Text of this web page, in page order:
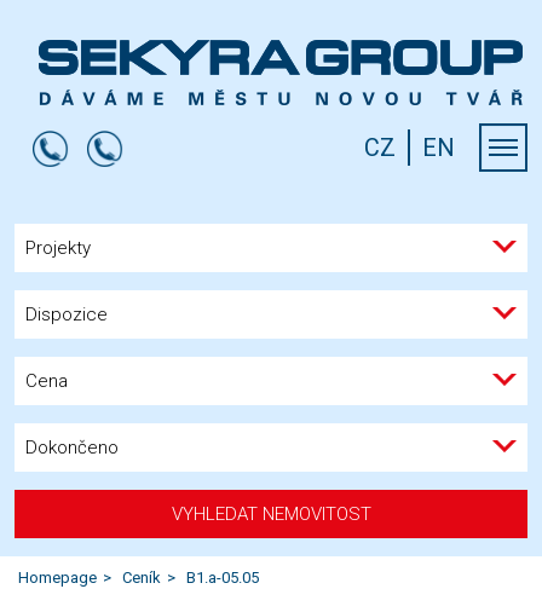
CZ EN
Projekty
Dispozice
Cena
Dokončeno
VYHLEDAT NEMOVITOST
Homepage Ceník B1.a-05.05